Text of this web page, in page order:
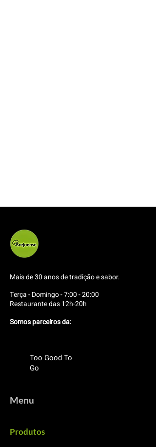
Mais de 30 anos de tradição e sabor.
Terça - Domingo - 7:00 - 20:00
Restaurante das 12h-20h
Somos parceiros da:
Too Good To
Go
Menu
Produtos